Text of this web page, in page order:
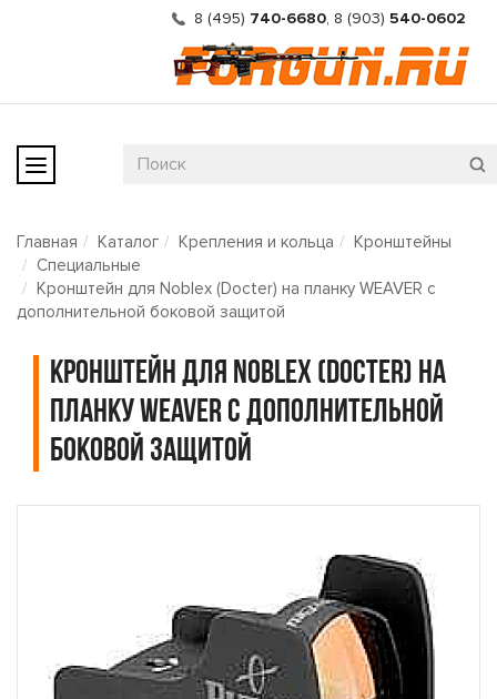
8 (495) 740-6680, 8 (903) 540-0602
Главная Каталог Крепления и кольца
Кронштейны
Специальные
Кронштейн для Noblex (Docter) на планку WEAVER с
дополнительной боковой защитой
Кронштейн для Noblex (Docter) на
планку WEAVER с дополнительной
боковой защитой